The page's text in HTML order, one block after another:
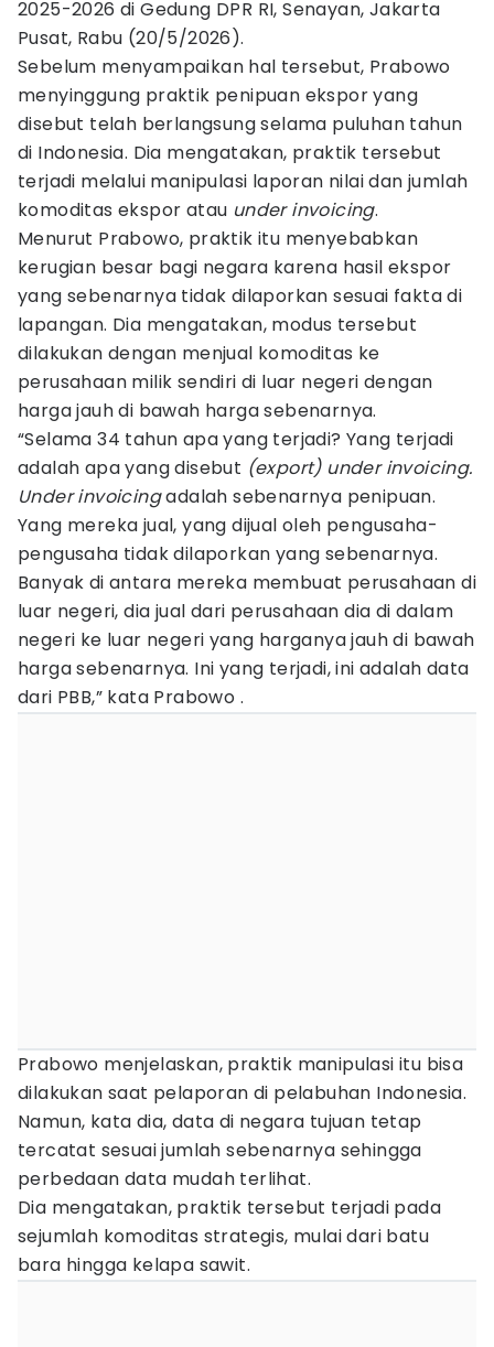
2025-2026 di Gedung DPR RI, Senayan, Jakarta
Pusat, Rabu (20/5/2026).
Sebelum menyampaikan hal tersebut, Prabowo
menyinggung praktik penipuan ekspor yang
disebut telah berlangsung selama puluhan tahun
di Indonesia. Dia mengatakan, praktik tersebut
terjadi melalui manipulasi laporan nilai dan jumlah
komoditas ekspor atau under invoicing.
Menurut Prabowo, praktik itu menyebabkan
kerugian besar bagi negara karena hasil ekspor
yang sebenarnya tidak dilaporkan sesuai fakta di
lapangan. Dia mengatakan, modus tersebut
dilakukan dengan menjual komoditas ke
perusahaan milik sendiri di luar negeri dengan
harga jauh di bawah harga sebenarnya.
“Selama 34 tahun apa yang terjadi? Yang terjadi
adalah apa yang disebut (export) under invoicing.
Under invoicingadalah sebenarnya penipuan.
Yang mereka jual, yang dijual oleh pengusaha-
pengusaha tidak dilaporkan yang sebenarnya.
Banyak di antara mereka membuat perusahaan di
luar negeri, dia jual dari perusahaan dia di dalam
negeri ke luar negeri yang harganya jauh di bawah
harga sebenarnya. Ini yang terjadi, ini adalah data
dari PBB,” kata Prabowo .
Prabowo menjelaskan, praktik manipulasi itu bisa
dilakukan saat pelaporan di pelabuhan Indonesia.
Namun, kata dia, data di negara tujuan tetap
tercatat sesuai jumlah sebenarnya sehingga
perbedaan data mudah terlihat.
Dia mengatakan, praktik tersebut terjadi pada
sejumlah komoditas strategis, mulai dari batu
bara hingga kelapa sawit.